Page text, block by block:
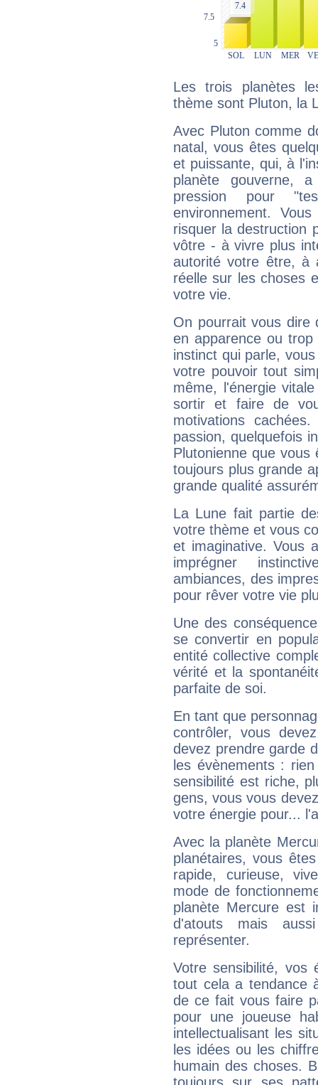
Les trois planètes
thème sont Pluton, la
Avec Pluton comme
natal, vous êtes
et puissante, qui, à
planète gouverne,
pression pour
environnement.
risquer la destruction
vôtre - à vivre plus
autorité votre être, à
réelle sur les choses
votre vie.
On pourrait vous dire
en apparence ou
instinct qui parle,
votre pouvoir tout
même, l'énergie
sortir et faire de
motivations
passion, quelquefois
Plutonienne que
toujours plus grande
grande qualité
La Lune fait partie
votre thème et vous
et imaginative. Vous
imprégner
ambiances, des
pour rêver votre vie
Une des
se convertir en
entité collective
vérité et la
parfaite de soi.
En tant que
contrôler, vous
devez prendre garde
les évènements :
sensibilité est riche,
gens, vous vous
votre énergie pour...
Avec la planète
planétaires, vous
rapide, curieuse,
mode de
planète Mercure est
d'atouts mais
représenter.
Votre sensibilité,
tout cela a tendance
de ce fait vous faire
pour une joueuse
intellectualisant les
les idées ou les
humain des choses.